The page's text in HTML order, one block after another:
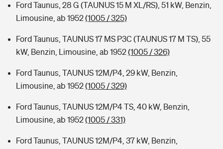
Ford Taunus, 28 G (TAUNUS 15 M XL/RS), 51 kW, Benzin,
Limousine, ab 1952(1005 / 325)
Ford Taunus, TAUNUS 17 MS P3C (TAUNUS 17 M TS), 55
kW, Benzin, Limousine, ab 1952(1005 / 326)
Ford Taunus, TAUNUS 12M/P4, 29 kW, Benzin,
Limousine, ab 1952(1005 / 329)
Ford Taunus, TAUNUS 12M/P4 TS, 40 kW, Benzin,
Limousine, ab 1952(1005 / 331)
Ford Taunus, TAUNUS 12M/P4, 37 kW, Benzin,